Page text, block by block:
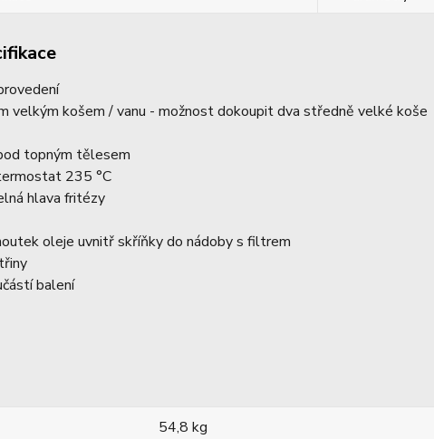
velkým košem / vanu - možnost dokoupit dva středně velké koše
topným tělesem
235 °C
hlava fritézy
oleje uvnitř skříňky do nádoby s filtrem
balení
54,8 kg